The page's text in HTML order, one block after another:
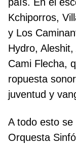
Kchiporros,
y Los
Hydro,
Cami Flecha,
ropuesta
juventud y
A todo esto
Orquesta